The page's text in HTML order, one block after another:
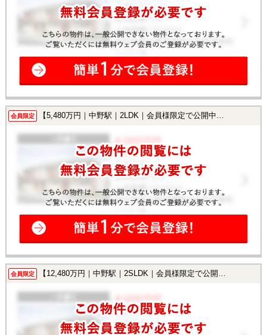
会員限定 【5,480万円｜中野駅｜2LDK｜会員様限定で公開中！】
会員限定 【12,480万円｜中野駅｜2SLDK｜会員様限定で公開中！】